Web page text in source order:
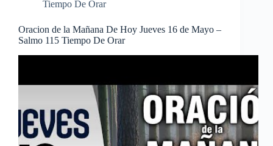
Tiempo De Orar
Oracion de la Mañana De Hoy Jueves 16 de Mayo –
Salmo 115 Tiempo De Orar